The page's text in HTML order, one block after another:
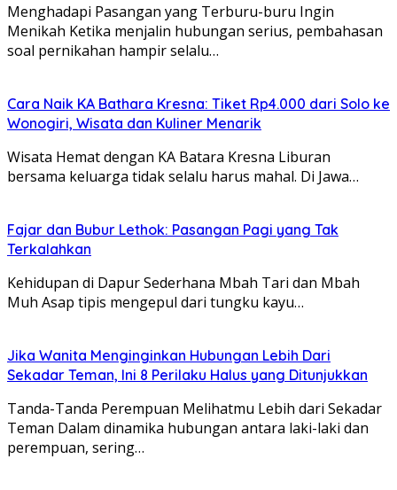
Menghadapi Pasangan yang Terburu-buru Ingin
Menikah Ketika menjalin hubungan serius, pembahasan
soal pernikahan hampir selalu…
Cara Naik KA Bathara Kresna: Tiket Rp4.000 dari Solo ke
Wonogiri, Wisata dan Kuliner Menarik
Wisata Hemat dengan KA Batara Kresna Liburan
bersama keluarga tidak selalu harus mahal. Di Jawa…
Fajar dan Bubur Lethok: Pasangan Pagi yang Tak
Terkalahkan
Kehidupan di Dapur Sederhana Mbah Tari dan Mbah
Muh Asap tipis mengepul dari tungku kayu…
Jika Wanita Menginginkan Hubungan Lebih Dari
Sekadar Teman, Ini 8 Perilaku Halus yang Ditunjukkan
Tanda-Tanda Perempuan Melihatmu Lebih dari Sekadar
Teman Dalam dinamika hubungan antara laki-laki dan
perempuan, sering…